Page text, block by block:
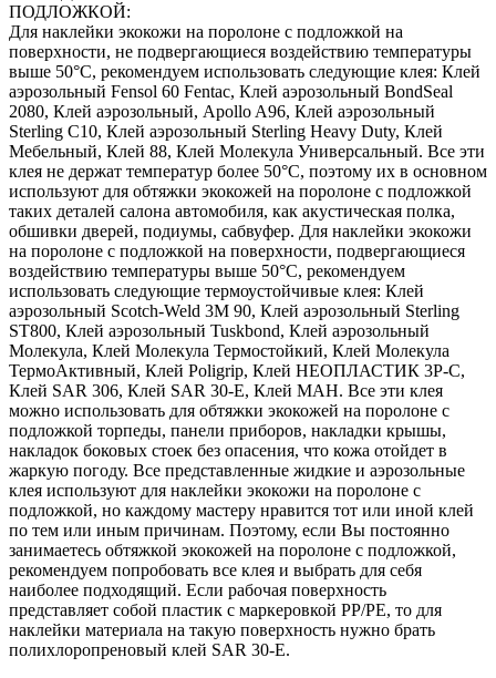
ПОДЛОЖКОЙ:
Для наклейки экокожи на поролоне с подложкой на
поверхности, не подвергающиеся воздействию температуры
выше 50°С, рекомендуем использовать следующие клея: Клей
аэрозольный Fensol 60 Fentac, Клей аэрозольный BondSeal
2080, Клей аэрозольный, Apollo A96, Клей аэрозольный
Sterling C10, Клей аэрозольный Sterling Heavy Duty, Клей
Мебельный, Клей 88, Клей Молекула Универсальный. Все эти
клея не держат температур более 50°С, поэтому их в основном
используют для обтяжки экокожей на поролоне с подложкой
таких деталей салона автомобиля, как акустическая полка,
обшивки дверей, подиумы, сабвуфер. Для наклейки экокожи
на поролоне с подложкой на поверхности, подвергающиеся
воздействию температуры выше 50°С, рекомендуем
использовать следующие термоустойчивые клея: Клей
аэрозольный Scotch-Weld 3M 90, Клей аэрозольный Sterling
ST800, Клей аэрозольный Tuskbond, Клей аэрозольный
Молекула, Клей Молекула Термостойкий, Клей Молекула
ТермоАктивный, Клей Poligrip, Клей НЕОПЛАСТИК 3P-C,
Клей SAR 306, Клей SAR 30-E, Клей MAH. Все эти клея
можно использовать для обтяжки экокожей на поролоне с
подложкой торпеды, панели приборов, накладки крышы,
накладок боковых стоек без опасения, что кожа отойдет в
жаркую погоду. Все представленные жидкие и аэрозольные
клея используют для наклейки экокожи на поролоне с
подложкой, но каждому мастеру нравится тот или иной клей
по тем или иным причинам. Поэтому, если Вы постоянно
занимаетесь обтяжкой экокожей на поролоне с подложкой,
рекомендуем попробовать все клея и выбрать для себя
наиболее подходящий. Если рабочая поверхность
представляет собой пластик с маркеровкой PP/PE, то для
наклейки материала на такую поверхность нужно брать
полихлоропреновый клей SAR 30-E.